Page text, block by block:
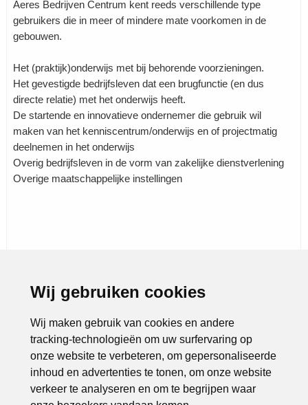
Wij gebruiken cookies
Wij maken gebruik van cookies en andere
tracking-technologieën om uw surfervaring op
onze website te verbeteren, om gepersonaliseerde
inhoud en advertenties te tonen, om onze website
verkeer te analyseren en om te begrijpen waar
Aeres Bedrijven Centrum kent reeds verschillende type
gebruikers die in meer of mindere mate voorkomen in de
gebouwen.
Het (praktijk)onderwijs met bij behorende voorzieningen.
Het gevestigde bedrijfsleven dat een brugfunctie (en dus
directe relatie) met het onderwijs heeft.
De startende en innovatieve ondernemer die gebruik wil
maken van het kenniscentrum/onderwijs en of projectmatig
deelnemen in het onderwijs
Overig bedrijfsleven in de vorm van zakelijke dienstverlening
Overige maatschappelijke instellingen
Rubrieken:Accomodatie|Congrescentra|